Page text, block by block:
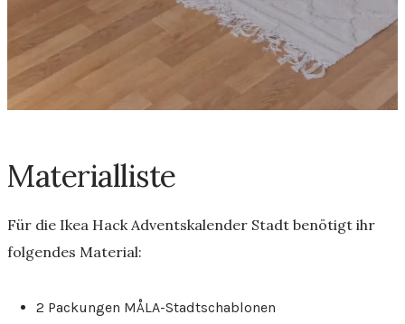
Materialliste
Für die Ikea Hack Adventskalender Stadt benötigt ihr
folgendes Material:
2 Packungen MÅLA-Stadtschablonen